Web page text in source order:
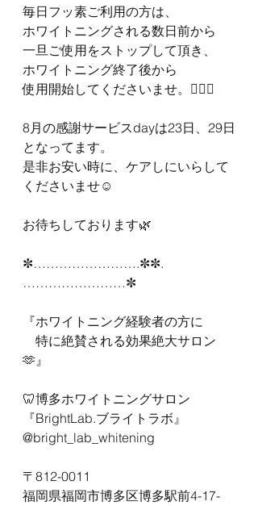
毎日フッ素ご利用の方は、
ホワイトニングされる数日前から
一旦ご使用をストップして頂き、
ホワイトニング終了後から
使用開始してくださいませ。🙇‍♀️✨
8月の感謝サービスdayは23日、29日
となってます。
是非お安い時に、ケアしにいらして
くださいませ☺️
お待ちしております🌿
✼…………………….✼✼.
……………………✼
『ホワイトニング経験者の方に
特に絶賛される効果絶大サロン
🫶』
🦷博多ホワイトニングサロン
『BrightLab.ブライトラボ』
@bright_lab_whitening
〒812-0011
福岡県福岡市博多区博多駅前4-17-